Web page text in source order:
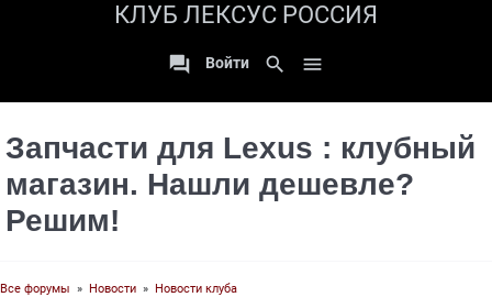
КЛУБ ЛЕКСУС РОССИЯ
 Войти search 
Запчасти для Lexus : клубный
магазин. Нашли дешевле?
Решим!
Все форумы » Новости » Новости клуба